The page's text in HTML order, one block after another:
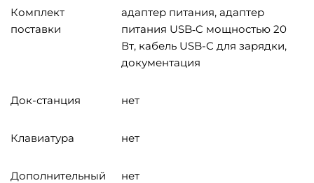
Комплект
поставки
адаптер питания, адаптер
питания USB‑C мощностью 20
Вт, кабель USB-C для зарядки,
документация
Док-станция нет
Клавиатура нет
Дополнительный
нет